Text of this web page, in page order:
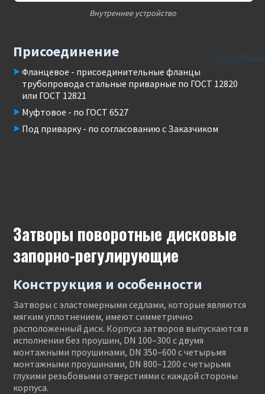
Внутреннее устройство
Присоединение
Фланцевое - присоединительные фланцы
трубопровода стальные приварные по ГОСТ 12820
или ГОСТ 12821
Муфтовое - по ГОСТ 6527
Под приварку - по согласованию с Заказчиком
Затворы поворотные дисковые
запорно-регулирующие
Конструкция и особенности
Затворы с эластомерными седлами, которые являются
мягким уплотнением, имеют симметрично
расположенный диск. Корпуса затворов выпускаются в
исполнении без проушин, DN 100–300 с двумя
монтажными проушинами, DN 350–600 с четырьмя
монтажными проушинами, DN 800–1200 с четырьмя
глухими резьбовыми отверстиями с каждой стороны
корпуса.